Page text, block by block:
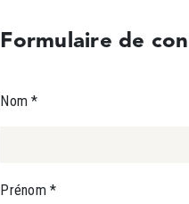
Formulaire de
Nom*
Prénom*